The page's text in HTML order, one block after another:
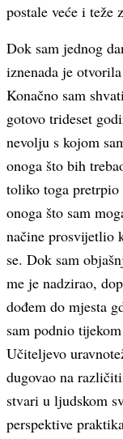
postale veće i teže
Dok sam jednog
iznenada je
Konačno sam
gotovo trideset
nevolju s kojom
onoga što bih
toliko toga pretrpio
onoga što sam
načine prosvijetlio
se. Dok sam
me je nadzirao,
dođem do mjesta
sam podnio
Učiteljevo
dugovao na
stvari u ljudskom
perspektive